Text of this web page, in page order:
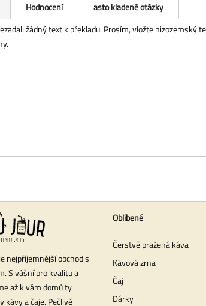
Hodnocení
asto kladené otázky
žádný text k překladu. Prosím, vložte nizozemský
nejpříjemnější obchod s
S vášní pro kvalitu a
až k vám domů ty
kávy a čaje. Pečlivě
Oblíbené
Čerstvě pražená káva
Kávová zrna
Čaj
Dárky